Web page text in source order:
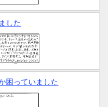
した
困っていました